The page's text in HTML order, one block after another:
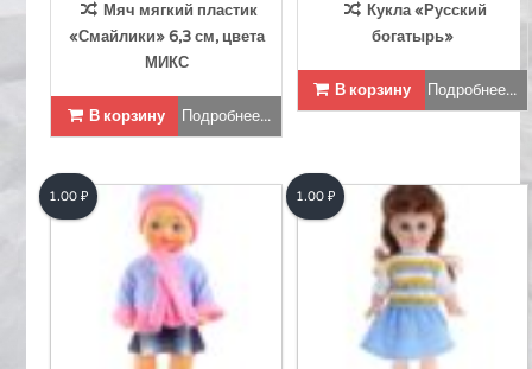
Мяч мягкий пластик
«Смайлики» 6,3 см, цвета
МИКС
В корзину Подробнее...
Кукла «Русский
богатырь»
В корзину Подробнее...
1.00₽ 1.00 ₽